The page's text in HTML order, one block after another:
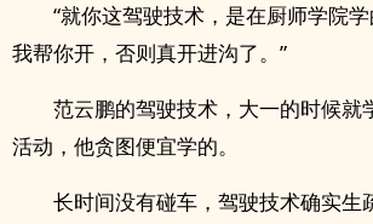
“就你这驾驶技术，是在厨师学院
我帮你开，否则真开进沟了。”
范云鹏的驾驶技术，大一的时候就
活动，他贪图便宜学的。
长时间没有碰车，驾驶技术确实生